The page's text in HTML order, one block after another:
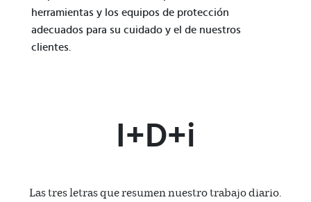
herramientas y los equipos de protección
adecuados para su cuidado y el de nuestros
clientes.
I+D+i
Las tres letras que resumen nuestro trabajo diario.